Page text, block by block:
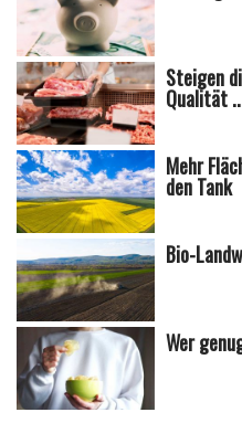
Steigen
Qualität
Mehr
den Tank
Bio-
Wer